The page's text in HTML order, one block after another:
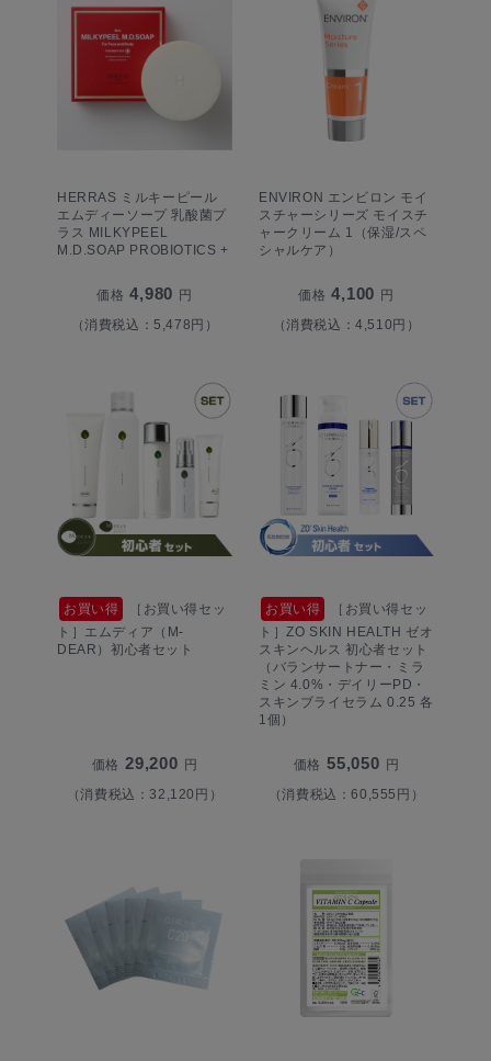
HERRAS ミルキーピール
エムディーソープ 乳酸菌プ
ラス MILKYPEEL
M.D.SOAP PROBIOTICS +
価格 4,980 円
（消費税込：5,478円）
ENVIRON エンビロン モイ
スチャーシリーズ モイスチ
ャークリーム 1（保湿/スペ
シャルケア）
価格 4,100 円
（消費税込：4,510円）
お買い得
［お買い得セッ
ト］エムディア（M-
DEAR）初心者セット
価格 29,200 円
（消費税込：32,120円）
お買い得
［お買い得セッ
ト］ZO SKIN HEALTH ゼオ
スキンヘルス 初心者セット
（バランサートナー・ミラ
ミン 4.0%・デイリーPD・
スキンブライセラム 0.25 各
1個）
価格 55,050 円
（消費税込：60,555円）